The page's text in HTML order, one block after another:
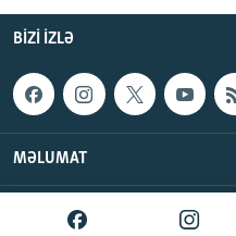
BIZI IZLƏ
MƏLUMAT
AzadlıqRadiosu